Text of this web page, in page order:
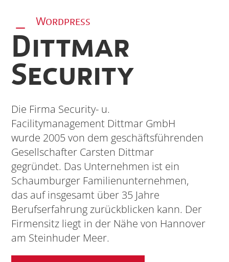
K Wordpress
Dittmar
Security
Die Firma Security- u.
Facilitymanagement Dittmar GmbH
wurde 2005 von dem geschäftsführenden
Gesellschafter Carsten Dittmar
gegründet. Das Unternehmen ist ein
Schaumburger Familienunternehmen,
das auf insgesamt über 35 Jahre
Berufserfahrung zurückblicken kann. Der
Firmensitz liegt in der Nähe von Hannover
am Steinhuder Meer.